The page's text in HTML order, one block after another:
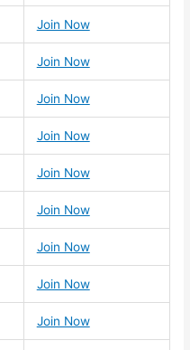
Join Now
Join Now
Join Now
Join Now
Join Now
Join Now
Join Now
Join Now
Join Now